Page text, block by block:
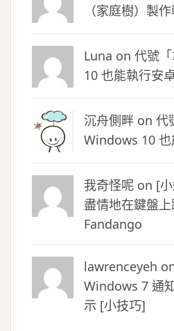
（家庭樹）製
Luna on 代號
10 也能執行安
沉舟側畔 on 代
Windows 10
我奇怪呢 on [
盡情地在鍵盤
Fandango
lawrenceyeh
Windows 7 通
示 [小技巧]